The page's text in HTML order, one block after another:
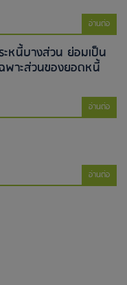
อ่านต่อ
หนี้บางส่วน ย่อมเป็น
พาะส่วนของยอดหนี้
อ่านต่อ
อ่านต่อ